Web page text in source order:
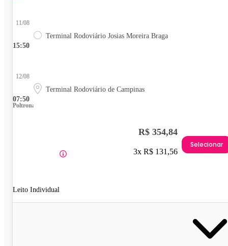
15:50
11/08
Terminal Rodoviário Josias Moreira Braga
07:50
12/08
Terminal Rodoviário de Campinas
Poltrona
Leito Individual
R$ 354,84
3x R$ 131,56
Selecionar